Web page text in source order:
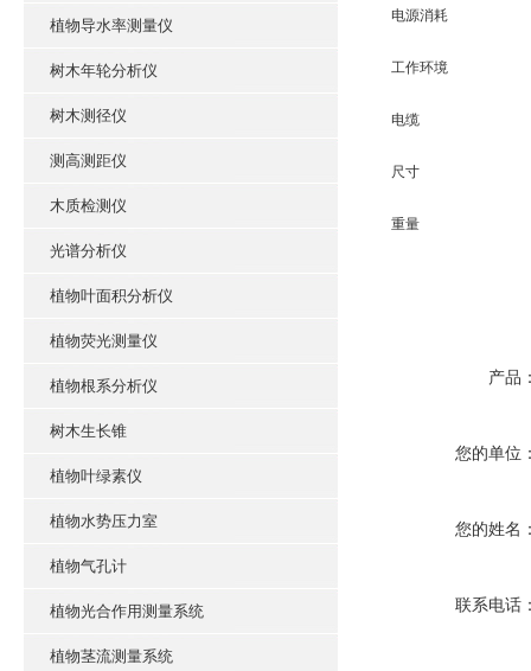
植物导水率测量仪
树木年轮分析仪
树木测径仪
测高测距仪
木质检测仪
光谱分析仪
植物叶面积分析仪
植物荧光测量仪
植物根系分析仪
树木生长锥
植物叶绿素仪
植物水势压力室
植物气孔计
植物光合作用测量系统
植物茎流测量系统
电源消耗
工作环境
电缆
尺寸
重量
产品
您的单位
您的姓名
联系电话